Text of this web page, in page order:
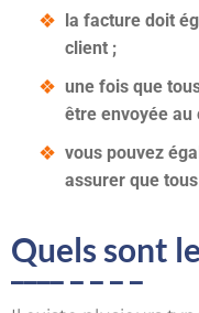
la facture doit
client ;
une fois que
être envoyée au
vous pouvez
assurer que
Quels sont